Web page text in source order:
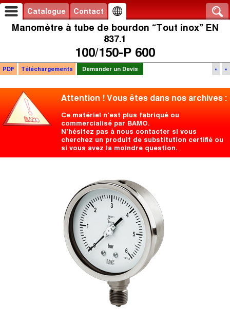
Catalogue Contact
Manomètre à tube de bourdon “Tout inox” EN
837.1
100/150-P 600
« »
PDF Téléchargements Demander un Devis
Attention ! Vous êtes dans nos archives :
Ce matériel n'est plus fabriqué ou
commercialisé par BAMO.
N’hésitez pas à nous contacter si vous
cherchez un produit de substitution certifié ou
si vous avez la moindre question.